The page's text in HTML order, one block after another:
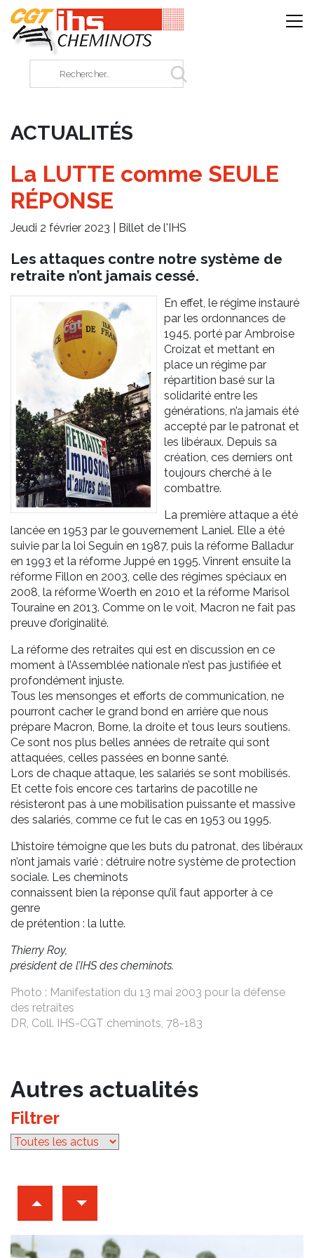
ACTUALITÉS
La LUTTE comme SEULE
RÉPONSE
Jeudi 2 février 2023 | Billet de l'IHS
Les attaques contre notre système de
retraite n’ont jamais cessé.
En effet, le régime instauré
par les ordonnances de
1945, porté par Ambroise
Croizat et mettant en
place un régime par
répartition basé sur la
solidarité entre les
générations, n’a jamais été
accepté par le patronat et
les libéraux. Depuis sa
création, ces derniers ont
toujours cherché à le
combattre.
La première attaque a été
lancée en 1953 par le gouvernement Laniel. Elle a été
suivie par la loi Seguin en 1987, puis la réforme Balladur
en 1993 et la réforme Juppé en 1995. Vinrent ensuite la
réforme Fillon en 2003, celle des régimes spéciaux en
2008, la réforme Woerth en 2010 et la réforme Marisol
Touraine en 2013. Comme on le voit, Macron ne fait pas
preuve d’originalité.
La réforme des retraites qui est en discussion en ce
moment à l’Assemblée nationale n’est pas justifiée et
profondément injuste.
Tous les mensonges et efforts de communication, ne
pourront cacher le grand bond en arrière que nous
prépare Macron, Borne, la droite et tous leurs soutiens.
Ce sont nos plus belles années de retraite qui sont
attaquées, celles passées en bonne santé.
Lors de chaque attaque, les salariés se sont mobilisés.
Et cette fois encore ces tartarins de pacotille ne
résisteront pas à une mobilisation puissante et massive
des salariés, comme ce fut le cas en 1953 ou 1995.
L’histoire témoigne que les buts du patronat, des libéraux
n’ont jamais varié : détruire notre système de protection
sociale. Les cheminots
connaissent bien la réponse qu’il faut apporter à ce
genre
de prétention : la lutte.
Thierry Roy,
président de l’IHS des cheminots.
Photo : Manifestation du 13 mai 2003 pour la défense
des retraites
DR, Coll. IHS-CGT cheminots, 78-183
Autres actualités
Filtrer
Archives d'articles
Panneau de gestion des cookies